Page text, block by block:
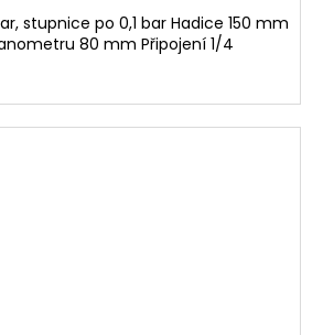
stupnice po 0,1 bar Hadice 150 mm
80 mm Připojení 1/4